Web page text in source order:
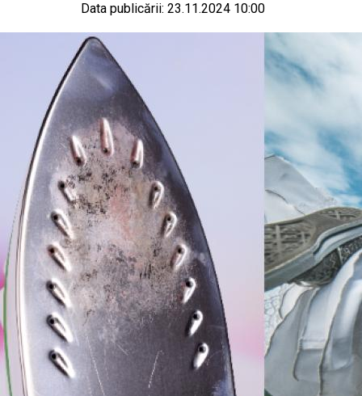
Data publicării: 23.11.2024 10:00